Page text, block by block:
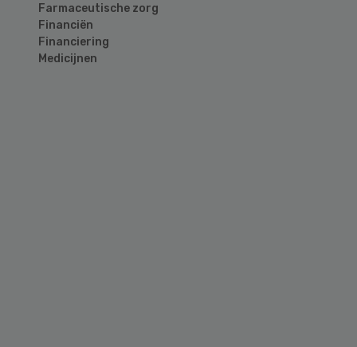
Farmaceutische zorg
Financiën
Financiering
Medicijnen